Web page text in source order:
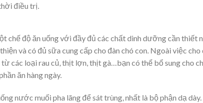
điều trị.
chế độ ăn uống với đầy đủ các chất dinh dưỡng cần thiết
và có đủ sữa cung cấp cho đàn chó con. Ngoài việc cho
các loại rau củ, thịt lợn, thịt gà…bạn có thể bổ sung cho
ăn hàng ngày.
nước muối pha lãng để sát trùng, nhất là bộ phận dạ dày.